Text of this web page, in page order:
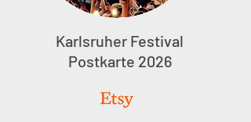
Karlsruher Festival
Postkarte 2026